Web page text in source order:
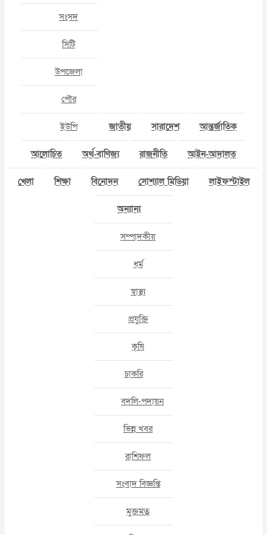
সংসদ
সিটি
উপজেলা
পৌর
ইউপি জাতীয় সারাদেশ আন্তর্জাতিক
আলোচিত অর্থ-বাণিজ্য রাজনীতি আইন-আদালত
খেলা শিক্ষা বিনোদন সোশ্যাল মিডিয়া লাইফস্টাইল
অন্যান্য
সম্পাদকীয়
ধর্ম
স্বাস্থ্য
প্রযুক্তি
কৃষি
চাকরি
বদলি-পদায়ন
ভিন্ন খবর
রাশিফল
সংবাদ বিজ্ঞপ্তি
মুক্তমত